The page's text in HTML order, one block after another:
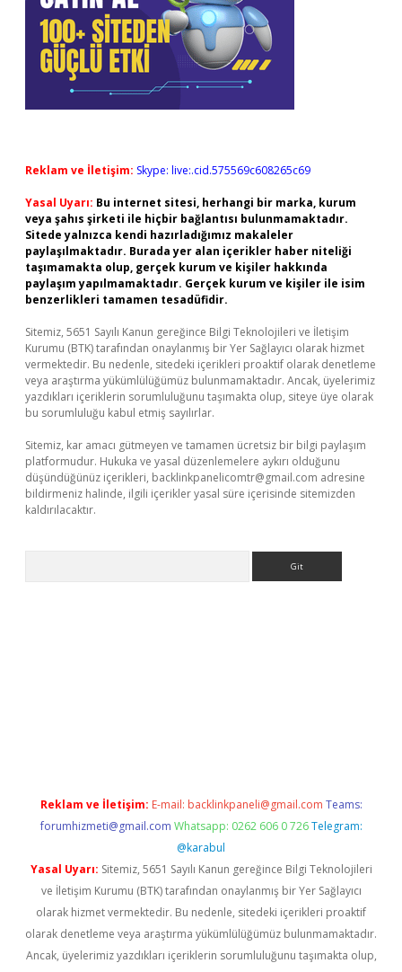
Reklam ve İletişim: Skype: live:.cid.575569c608265c69
Yasal Uyarı: Bu internet sitesi, herhangi bir marka, kurum
veya şahıs şirketi ile hiçbir bağlantısı bulunmamaktadır.
Sitede yalnızca kendi hazırladığımız makaleler
paylaşılmaktadır. Burada yer alan içerikler haber niteliği
taşımamakta olup, gerçek kurum ve kişiler hakkında
paylaşım yapılmamaktadır. Gerçek kurum ve kişiler ile isim
benzerlikleri tamamen tesadüfidir.
Sitemiz, 5651 Sayılı Kanun gereğince Bilgi Teknolojileri ve İletişim
Kurumu (BTK) tarafından onaylanmış bir Yer Sağlayıcı olarak hizmet
vermektedir. Bu nedenle, sitedeki içerikleri proaktif olarak denetleme
veya araştırma yükümlülüğümüz bulunmamaktadır. Ancak, üyelerimiz
yazdıkları içeriklerin sorumluluğunu taşımakta olup, siteye üye olarak
bu sorumluluğu kabul etmiş sayılırlar.
Sitemiz, kar amacı gütmeyen ve tamamen ücretsiz bir bilgi paylaşım
platformudur. Hukuka ve yasal düzenlemelere aykırı olduğunu
düşündüğünüz içerikleri, backlinkpanelicomtr@gmail.com adresine
bildirmeniz halinde, ilgili içerikler yasal süre içerisinde sitemizden
kaldırılacaktır.
Reklam ve İletişim: E-mail: backlinkpaneli@gmail.com Teams:
forumhizmeti@gmail.com Whatsapp: 0262 606 0 726 Telegram:
@karabul
Yasal Uyarı: Sitemiz, 5651 Sayılı Kanun gereğince Bilgi Teknolojileri
ve İletişim Kurumu (BTK) tarafından onaylanmış bir Yer Sağlayıcı
olarak hizmet vermektedir. Bu nedenle, sitedeki içerikleri proaktif
olarak denetleme veya araştırma yükümlülüğümüz bulunmamaktadır.
Ancak, üyelerimiz yazdıkları içeriklerin sorumluluğunu taşımakta olup,